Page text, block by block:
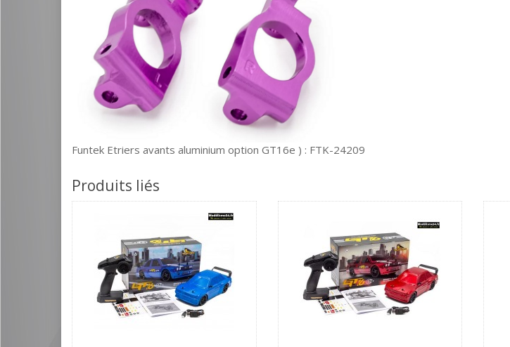
Funtek Etriers avants aluminium option GT16e ) : FTK-24209
Produits liés